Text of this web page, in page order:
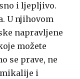
i ljepljivo.
U njihovom
napravljene
možete
se prave, ne
i